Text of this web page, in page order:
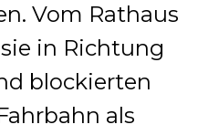
Vom Rathaus
in Richtung
blockierten
als